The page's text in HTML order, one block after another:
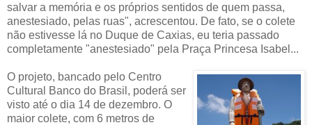
salvar a memória e os próprios sentidos de quem passa,
anestesiado, pelas ruas", acrescentou. De fato, se o colete
não estivesse lá no Duque de Caxias, eu teria passado
completamente "anestesiado" pela Praça Princesa Isabel...
O projeto, bancado pelo Centro
Cultural Banco do Brasil, poderá ser
visto até o dia 14 de dezembro. O
maior colete, com 6 metros de